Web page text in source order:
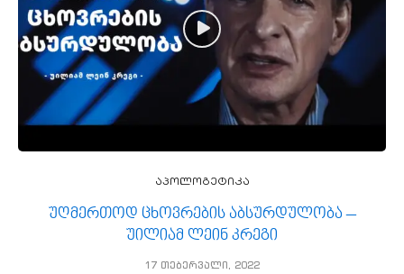
აპოლოგეტიკა
უღმერთოდ ცხოვრების აბსურდულობა –
უილიამ ლეინ კრეგი
17 თებერვალი, 2022